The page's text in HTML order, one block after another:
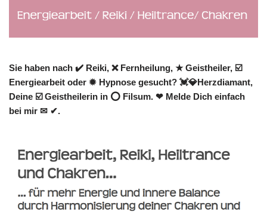
Sie haben nach ✔️ Reiki, ❌ Fernheilung, ★ Geistheiler, ☑️
Energiearbeit oder ✹ Hypnose gesucht? 💓️💎Herzdiamant,
Deine ☑️ Geistheilerin in ⭕ Filsum. ❤ Melde Dich einfach
bei mir ✉ ✔.